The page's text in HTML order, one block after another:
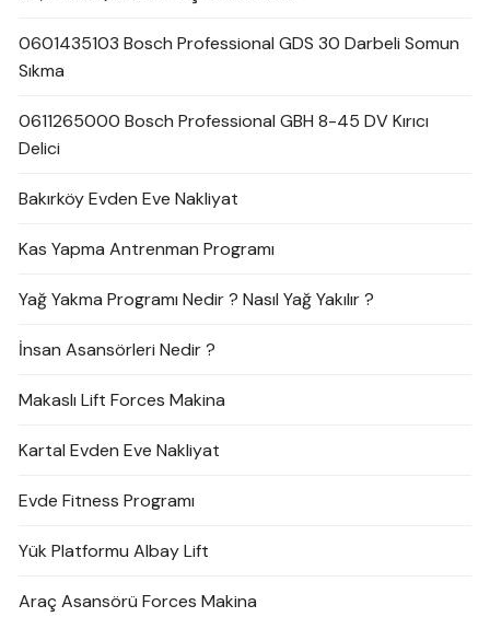
0601435103 Bosch Professional GDS 30 Darbeli Somun
Sıkma
0611265000 Bosch Professional GBH 8-45 DV Kırıcı
Delici
Bakırköy Evden Eve Nakliyat
Kas Yapma Antrenman Programı
Yağ Yakma Programı Nedir ? Nasıl Yağ Yakılır ?
İnsan Asansörleri Nedir ?
Makaslı Lift Forces Makina
Kartal Evden Eve Nakliyat
Evde Fitness Programı
Yük Platformu Albay Lift
Araç Asansörü Forces Makina